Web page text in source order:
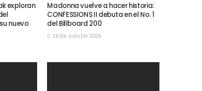
exploran
nuevo
Madonna vuelve a hacer historia:
CONFESSIONS II debuta en el No. 1
del Billboard 200
16 De Julio De 2026